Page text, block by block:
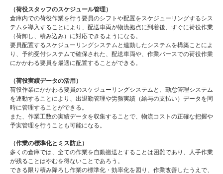
（荷役スタッフのスケジュール管理）
倉庫内での荷役作業を行う要員のシフトや配置をスケジューリングするシス
テムを導入することにより、配送車両が物流拠点に到着後、すぐに荷役作業
（荷卸し、積み込み）に対応できるようになる。
要員配置するスケジューリングシステムと連動したシステムを構築ことによ
り、予約受付システムで確保された、配送車両や、作業バースでの荷役作業
にかかわる要員を最適に配置することができる。
（荷役実績データの活用）
荷役作業にかかわる要員のスケジューリングシステムと、勤怠管理システム
を連動することにより、出退勤管理や労務実績（給与の支払い）データを同
時に管理することができる。
また、作業工数の実績データを収集することで、物流コストの正確な把握や
予実管理を行うことも可能になる。
（作業の標準化とミス防止）
多くの倉庫では、全ての作業を自動搬送とすることは困難であり、人手作業
が残ることはやむを得ないことであろう。
できる限り積み降ろし作業の標準化・効率化を図り、作業改善したうえで、